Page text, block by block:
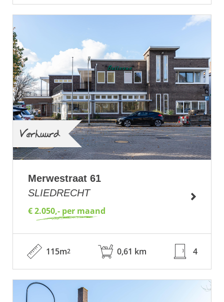
Verhuurd
Merwestraat 61
SLIEDRECHT
€ 2.050,- per maand
115m2 0,61 km 4